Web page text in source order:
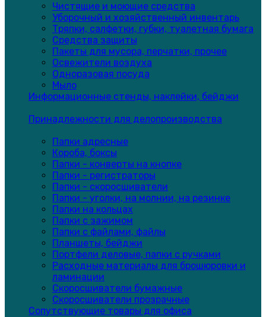
Чистящие и моющие средства
Уборочный и хозяйственный инвентарь
Тряпки, салфетки, губки, туалетная бумага
Средства защиты
Пакеты для мусора, перчатки, прочее
Освежители воздуха
Одноразовая посуда
Мыло
Информационные стенды, наклейки, бейджи
Принадлежности для делопроизводства
Папки адресные
Короба, боксы
Папки - конверты на кнопке
Папки - регистраторы
Папки - скоросшиватели
Папки - уголки, на молнии, на резинке
Папки на кольцах
Папки с зажимом
Папки с файлами, файлы
Планшеты, бейджи
Портфели деловые, папки с ручками
Расходные материалы для брошюровки и
ламинации
Скоросшиватели бумажные
Скоросшиватели прозрачные
Сопутствующие товары для офиса